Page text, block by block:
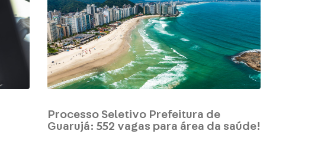
Processo Seletivo Prefeitura de
Guarujá: 552 vagas para área da saúde!